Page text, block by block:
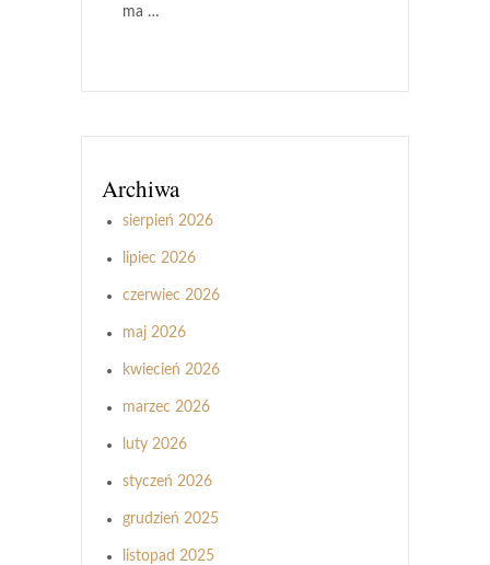
ma …
Archiwa
sierpień 2026
lipiec 2026
czerwiec 2026
maj 2026
kwiecień 2026
marzec 2026
luty 2026
styczeń 2026
grudzień 2025
listopad 2025